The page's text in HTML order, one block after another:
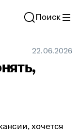
Поиск
22.06.2026
хочется